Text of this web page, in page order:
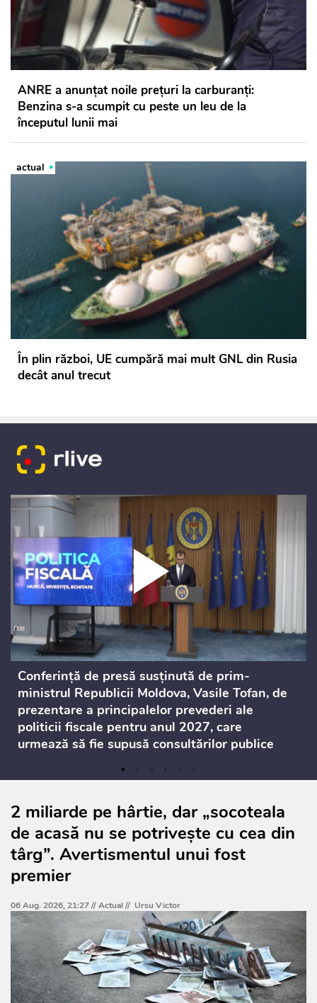
ANRE a anunțat noile prețuri la carburanți:
Benzina s-a scumpit cu peste un leu de la
începutul lunii mai
actual
În plin război, UE cumpără mai mult GNL din Rusia
decât anul trecut
Conferință de presă susținută de prim-
ministrul Republicii Moldova, Vasile Tofan, de
prezentare a principalelor prevederi ale
politicii fiscale pentru anul 2027, care
urmează să fie supusă consultărilor publice
2 miliarde pe hârtie, dar „socoteala
de acasă nu se potrivește cu cea din
târg”. Avertismentul unui fost
premier
06 Aug. 2026, 21:27 //Actual// Ursu Victor